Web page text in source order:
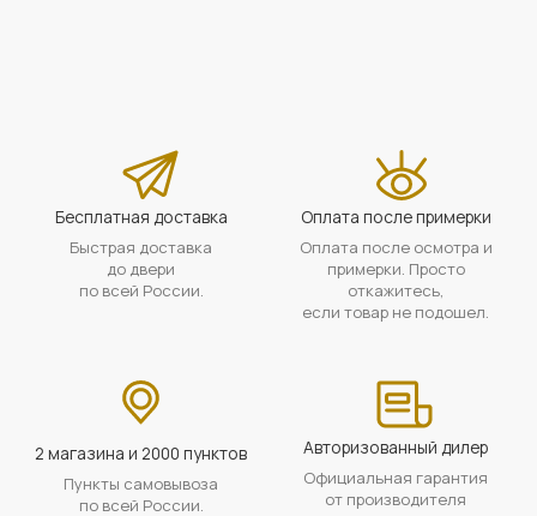
Бесплатная доставка
Быстрая доставка
до двери
по всей России.
Оплата после примерки
Оплата после осмотра и
примерки. Просто
откажитесь,
если товар не подошел.
2 магазина и 2000 пунктов
Пункты самовывоза
по всей России.
Авторизованный дилер
Официальная гарантия
от производителя